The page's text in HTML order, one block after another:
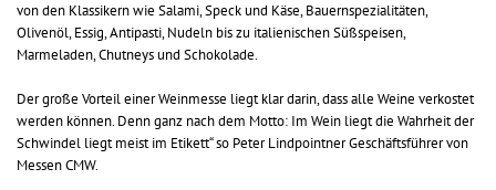
von den Klassikern wie Salami, Speck und Käse, Bauernspezialitäten,
Olivenöl, Essig, Antipasti, Nudeln bis zu italienischen Süßspeisen,
Marmeladen, Chutneys und Schokolade.
Der große Vorteil einer Weinmesse liegt klar darin, dass alle Weine verkostet
werden können. Denn ganz nach dem Motto: Im Wein liegt die Wahrheit der
Schwindel liegt meist im Etikett“ so Peter Lindpointner Geschäftsführer von
Messen CMW.